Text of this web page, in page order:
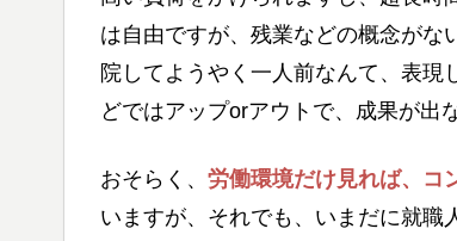
は自由ですが、残業などの概念がな
院してようやく一人前なんて、表現
どではアップorアウトで、成果が出
おそらく、 労働環境だけ見れば、コ
いますが、それでも、いまだに就職